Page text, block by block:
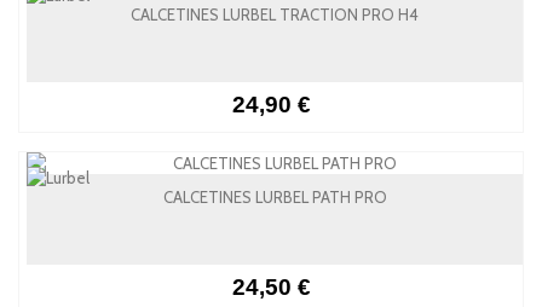
CALCETINES LURBEL TRACTION PRO H4
24,90 €
CALCETINES LURBEL PATH PRO
24,50 €